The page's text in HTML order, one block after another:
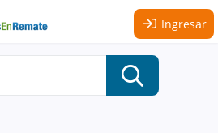
Ingresar